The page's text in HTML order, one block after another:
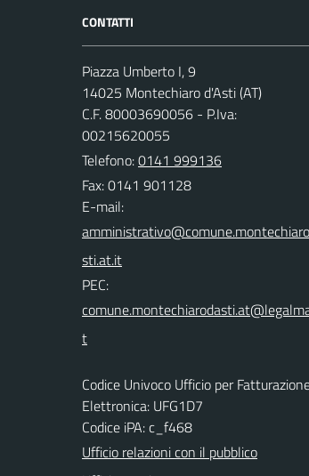
CONTATTI
Piazza Umberto I, 9
14025 Montechiaro d'Asti (AT)
C.F. 80003690056 - P.Iva:
00215620055
Telefono:0141 999136
Fax: 0141 901128
E-mail:
PEC:
Codice Univoco Ufficio per
Elettronica: UFG1D7
Codice iPA: c_f468
Ufficio relazioni con il pubblico